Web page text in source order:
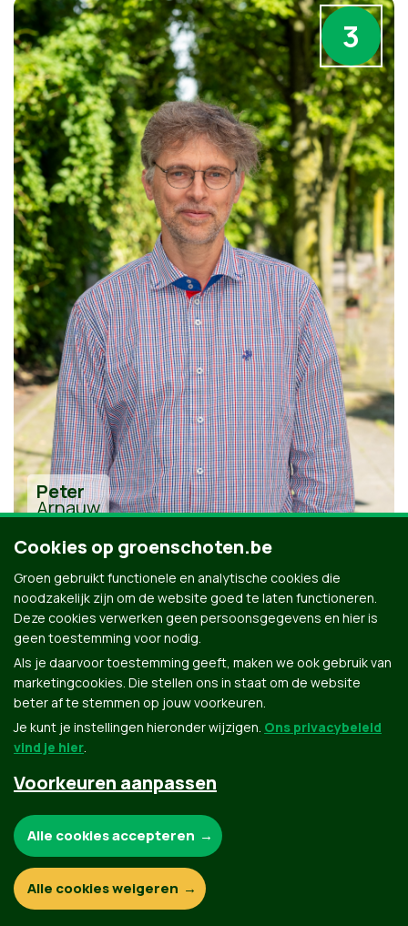
3
Peter
Arnauw
Alle kandidaten uit Schoten
Groen.be
© Copyright Groen 2026 | Gemaakt met NationBuilder
Contact Privacybeleid
Cookies op groenschoten.be
Groen gebruikt functionele en analytische cookies die
noodzakelijk zijn om de website goed te laten functioneren.
Deze cookies verwerken geen persoonsgegevens en hier is
geen toestemming voor nodig.
Als je daarvoor toestemming geeft, maken we ook gebruik van
marketingcookies. Die stellen ons in staat om de website
beter af te stemmen op jouw voorkeuren.
Je kunt je instellingen hieronder wijzigen. Ons privacybeleid
vind je hier.
Voorkeuren aanpassen
Functionele en analytische cookies:
Alle cookies accepteren
Alle cookies weigeren